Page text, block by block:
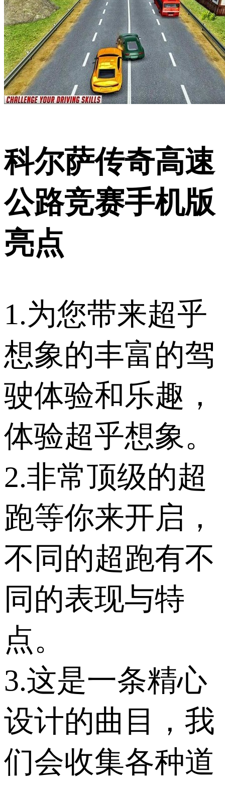
科尔萨传奇高速
公路竞赛手机版
亮点
1.为您带来超乎
想象的丰富的驾
驶体验和乐趣，
体验超乎想象。
2.非常顶级的超
跑等你来开启，
不同的超跑有不
同的表现与特
点。
3.这是一条精心
设计的曲目，我
们会收集各种道